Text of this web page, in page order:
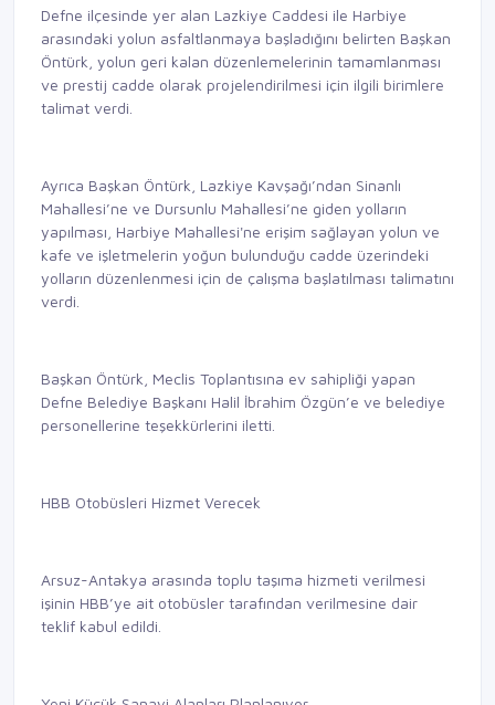
Defne ilçesinde yer alan Lazkiye Caddesi ile Harbiye
arasındaki yolun asfaltlanmaya başladığını belirten Başkan
Öntürk, yolun geri kalan düzenlemelerinin tamamlanması
ve prestij cadde olarak projelendirilmesi için ilgili birimlere
talimat verdi.
Ayrıca Başkan Öntürk, Lazkiye Kavşağı’ndan Sinanlı
Mahallesi’ne ve Dursunlu Mahallesi’ne giden yolların
yapılması, Harbiye Mahallesi'ne erişim sağlayan yolun ve
kafe ve işletmelerin yoğun bulunduğu cadde üzerindeki
yolların düzenlenmesi için de çalışma başlatılması talimatını
verdi.
Başkan Öntürk, Meclis Toplantısına ev sahipliği yapan
Defne Belediye Başkanı Halil İbrahim Özgün’e ve belediye
personellerine teşekkürlerini iletti.
HBB Otobüsleri Hizmet Verecek
Arsuz-Antakya arasında toplu taşıma hizmeti verilmesi
işinin HBB’ye ait otobüsler tarafından verilmesine dair
teklif kabul edildi.